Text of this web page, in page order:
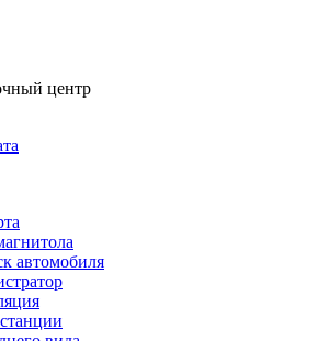
центр
автомобиля